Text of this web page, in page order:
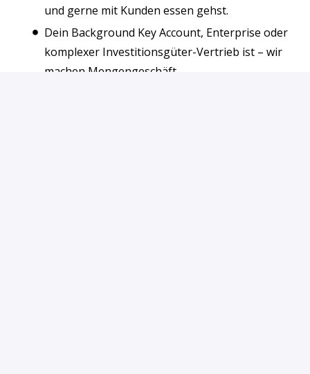
und gerne mit Kunden essen gehst.
Dein Background Key Account, Enterprise oder
komplexer Investitionsgüter-Vertrieb ist – wir
machen Mengengeschäft.